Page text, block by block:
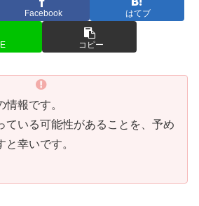
Facebook はてブ
コピー
報です。
ている可能性があることを、予め
と幸いです。